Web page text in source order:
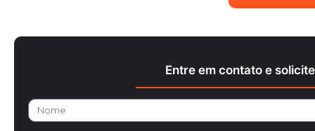
Entre em contato e